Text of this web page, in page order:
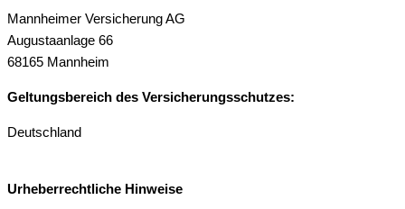
Mannheimer Versicherung AG
Augustaanlage 66
68165 Mannheim
Geltungsbereich des Versicherungsschutzes:
Deutschland
Urheberrechtliche Hinweise